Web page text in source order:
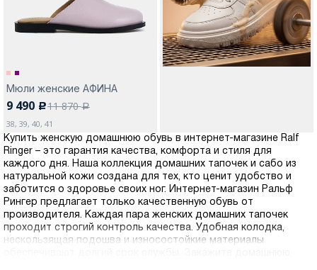
Да, все верно
О компании
Покупателям
Мюли женские АФИНА
9 490 c11 870a
38, 39, 40, 41
Купить женскую домашнюю обувь в интернет-магазине Ralf
Ringer – это гарантия качества, комфорта и стиля для
каждого дня. Наша коллекция домашних тапочек и сабо из
натуральной кожи создана для тех, кто ценит удобство и
заботится о здоровье своих ног. Интернет-магазин Ральф
Рингер предлагает только качественную обувь от
производителя. Каждая пара женских домашних тапочек
проходит строгий контроль качества. Удобная колодка,
нескользящая подошва и износостойкие материалы